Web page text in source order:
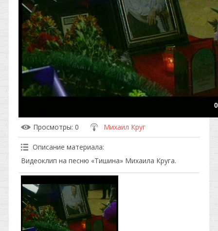
Просмотры: 0 Михаил Круг
Описание материала:
Видеоклип на песню «Тишина» Михаила Круга.